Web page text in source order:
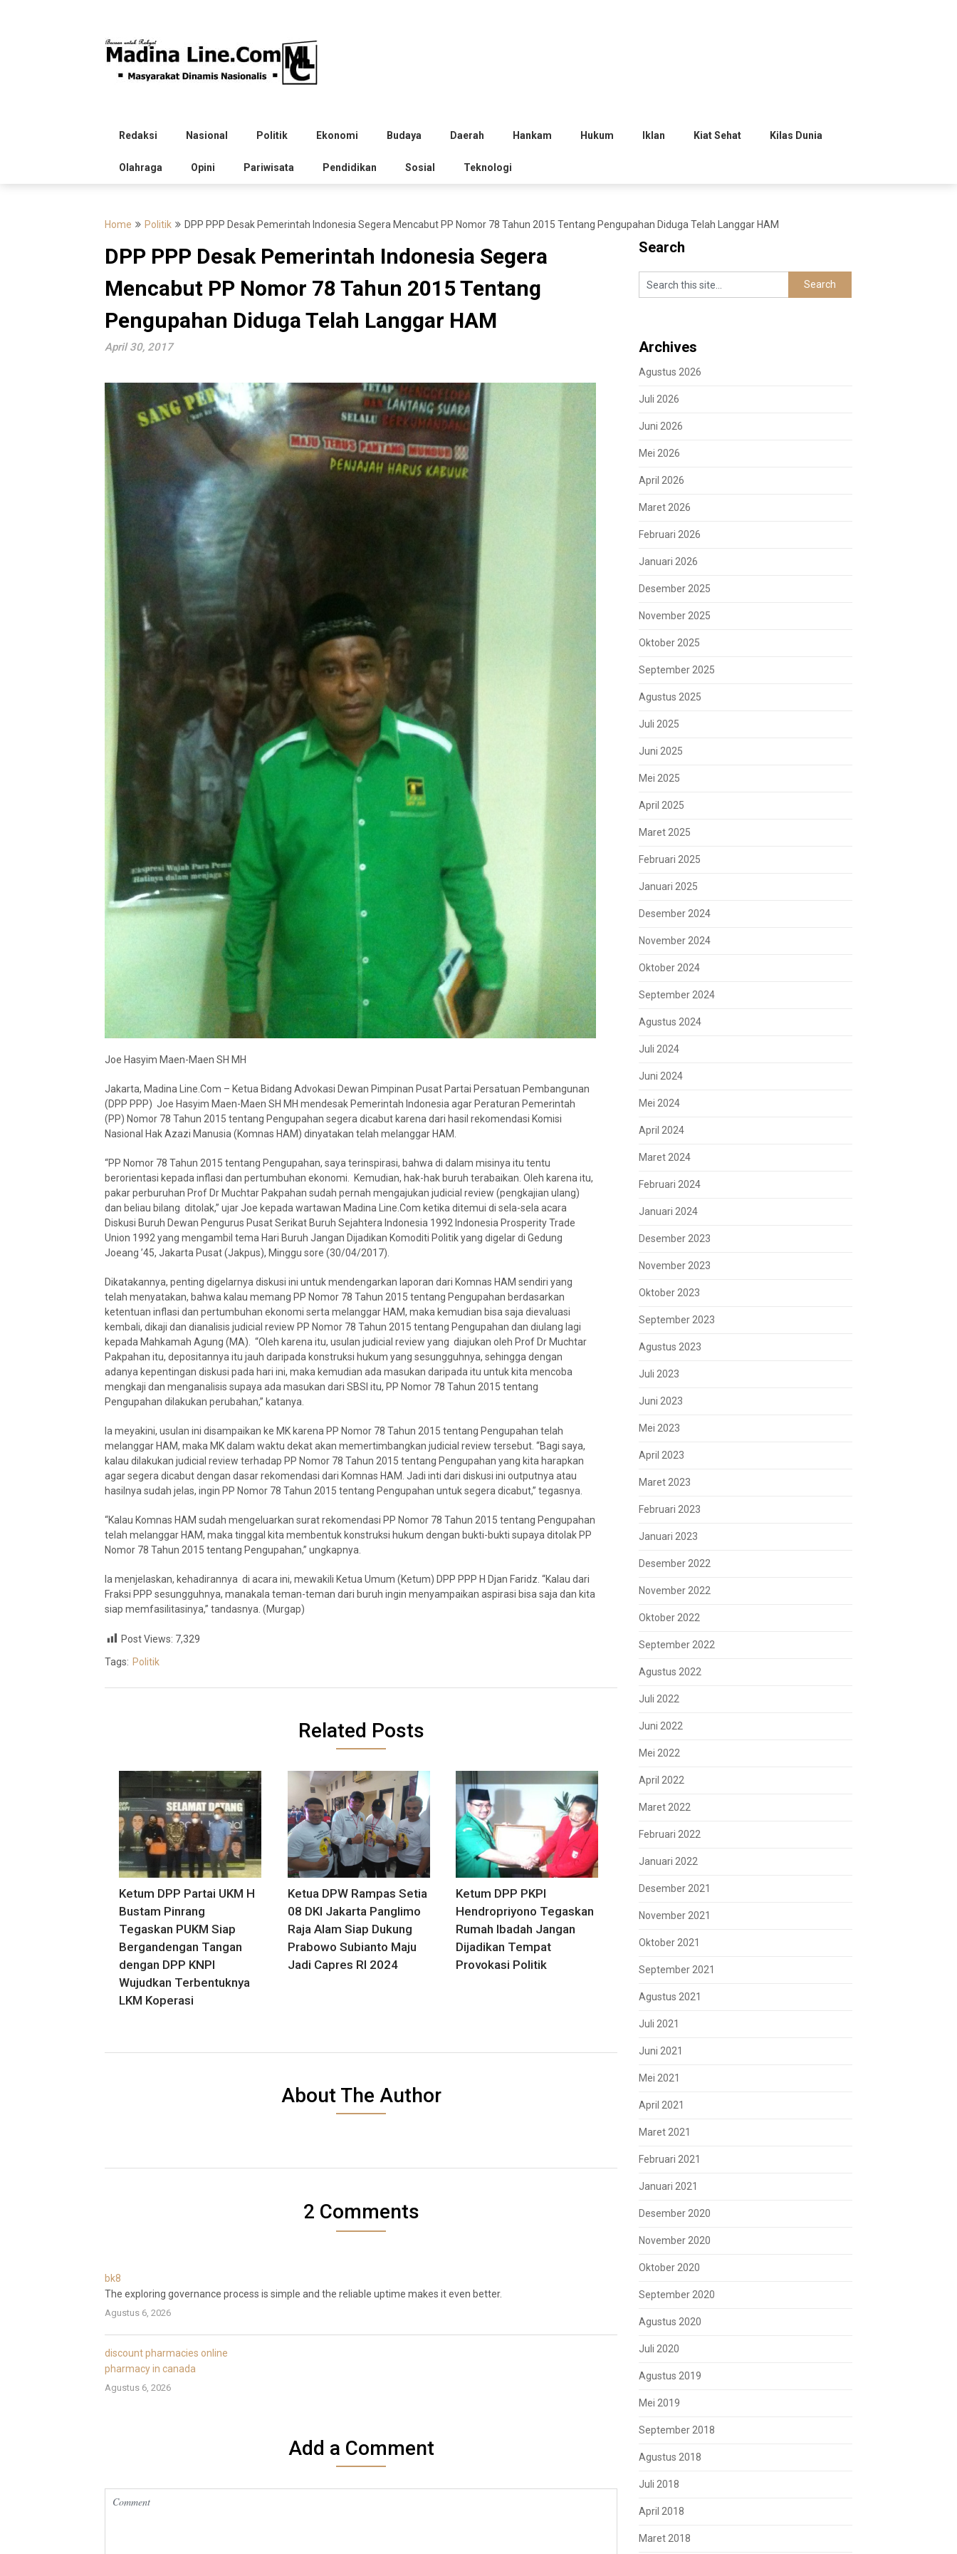
Redaksi Nasional Politik Ekonomi Budaya Daerah Hankam Hukum Iklan Kiat Sehat Kilas Dunia
Olahraga Opini Pariwisata Pendidikan Sosial Teknologi
Home Politik DPP PPP Desak Pemerintah Indonesia Segera Mencabut PP Nomor 78 Tahun 2015 Tentang Pengupahan Diduga Telah Langgar HAM
DPP PPP Desak Pemerintah Indonesia Segera
Mencabut PP Nomor 78 Tahun 2015 Tentang
Pengupahan Diduga Telah Langgar HAM
April 30, 2017
Joe Hasyim Maen-Maen SH MH
Jakarta, Madina Line.Com – Ketua Bidang Advokasi Dewan Pimpinan Pusat Partai Persatuan Pembangunan
(DPP PPP) Joe Hasyim Maen-Maen SH MH mendesak Pemerintah Indonesia agar Peraturan Pemerintah
(PP) Nomor 78 Tahun 2015 tentang Pengupahan segera dicabut karena dari hasil rekomendasi Komisi
Nasional Hak Azazi Manusia (Komnas HAM) dinyatakan telah melanggar HAM.
“PP Nomor 78 Tahun 2015 tentang Pengupahan, saya terinspirasi, bahwa di dalam misinya itu tentu
berorientasi kepada inflasi dan pertumbuhan ekonomi. Kemudian, hak-hak buruh terabaikan. Oleh karena itu,
pakar perburuhan Prof Dr Muchtar Pakpahan sudah pernah mengajukan judicial review (pengkajian ulang)
dan beliau bilang ditolak,” ujar Joe kepada wartawan Madina Line.Com ketika ditemui di sela-sela acara
Diskusi Buruh Dewan Pengurus Pusat Serikat Buruh Sejahtera Indonesia 1992 Indonesia Prosperity Trade
Union 1992 yang mengambil tema Hari Buruh Jangan Dijadikan Komoditi Politik yang digelar di Gedung
Joeang ’45, Jakarta Pusat (Jakpus), Minggu sore (30/04/2017).
Dikatakannya, penting digelarnya diskusi ini untuk mendengarkan laporan dari Komnas HAM sendiri yang
telah menyatakan, bahwa kalau memang PP Nomor 78 Tahun 2015 tentang Pengupahan berdasarkan
ketentuan inflasi dan pertumbuhan ekonomi serta melanggar HAM, maka kemudian bisa saja dievaluasi
kembali, dikaji dan dianalisis judicial review PP Nomor 78 Tahun 2015 tentang Pengupahan dan diulang lagi
kepada Mahkamah Agung (MA). “Oleh karena itu, usulan judicial review yang diajukan oleh Prof Dr Muchtar
Pakpahan itu, depositannya itu jauh daripada konstruksi hukum yang sesungguhnya, sehingga dengan
adanya kepentingan diskusi pada hari ini, maka kemudian ada masukan daripada itu untuk kita mencoba
mengkaji dan menganalisis supaya ada masukan dari SBSI itu, PP Nomor 78 Tahun 2015 tentang
Pengupahan dilakukan perubahan,” katanya.
Ia meyakini, usulan ini disampaikan ke MK karena PP Nomor 78 Tahun 2015 tentang Pengupahan telah
melanggar HAM, maka MK dalam waktu dekat akan memertimbangkan judicial review tersebut. “Bagi saya,
kalau dilakukan judicial review terhadap PP Nomor 78 Tahun 2015 tentang Pengupahan yang kita harapkan
agar segera dicabut dengan dasar rekomendasi dari Komnas HAM. Jadi inti dari diskusi ini outputnya atau
hasilnya sudah jelas, ingin PP Nomor 78 Tahun 2015 tentang Pengupahan untuk segera dicabut,” tegasnya.
“Kalau Komnas HAM sudah mengeluarkan surat rekomendasi PP Nomor 78 Tahun 2015 tentang Pengupahan
telah melanggar HAM, maka tinggal kita membentuk konstruksi hukum dengan bukti-bukti supaya ditolak PP
Nomor 78 Tahun 2015 tentang Pengupahan,” ungkapnya.
Ia menjelaskan, kehadirannya di acara ini, mewakili Ketua Umum (Ketum) DPP PPP H Djan Faridz. “Kalau dari
Fraksi PPP sesungguhnya, manakala teman-teman dari buruh ingin menyampaikan aspirasi bisa saja dan kita
siap memfasilitasinya,” tandasnya. (Murgap)
Post Views: 7,329
Tags: Politik
Related Posts
Ketum DPP Partai UKM H
Bustam Pinrang
Tegaskan PUKM Siap
Bergandengan Tangan
dengan DPP KNPI
Wujudkan Terbentuknya
LKM Koperasi
Ketua DPW Rampas Setia
08 DKI Jakarta Panglimo
Raja Alam Siap Dukung
Prabowo Subianto Maju
Jadi Capres RI 2024
Ketum DPP PKPI
Hendropriyono Tegaskan
Rumah Ibadah Jangan
Dijadikan Tempat
Provokasi Politik
About The Author
2 Comments
bk8
The exploring governance process is simple and the reliable uptime makes it even better.
Agustus 6, 2026
discount pharmacies online
pharmacy in canada
Agustus 6, 2026
Add a Comment
Search
Archives
Agustus 2026
Juli 2026
Juni 2026
Mei 2026
April 2026
Maret 2026
Februari 2026
Januari 2026
Desember 2025
November 2025
Oktober 2025
September 2025
Agustus 2025
Juli 2025
Juni 2025
Mei 2025
April 2025
Maret 2025
Februari 2025
Januari 2025
Desember 2024
November 2024
Oktober 2024
September 2024
Agustus 2024
Juli 2024
Juni 2024
Mei 2024
April 2024
Maret 2024
Februari 2024
Januari 2024
Desember 2023
November 2023
Oktober 2023
September 2023
Agustus 2023
Juli 2023
Juni 2023
Mei 2023
April 2023
Maret 2023
Februari 2023
Januari 2023
Desember 2022
November 2022
Oktober 2022
September 2022
Agustus 2022
Juli 2022
Juni 2022
Mei 2022
April 2022
Maret 2022
Februari 2022
Januari 2022
Desember 2021
November 2021
Oktober 2021
September 2021
Agustus 2021
Juli 2021
Juni 2021
Mei 2021
April 2021
Maret 2021
Februari 2021
Januari 2021
Desember 2020
November 2020
Oktober 2020
September 2020
Agustus 2020
Juli 2020
Agustus 2019
Mei 2019
September 2018
Agustus 2018
Juli 2018
April 2018
Maret 2018